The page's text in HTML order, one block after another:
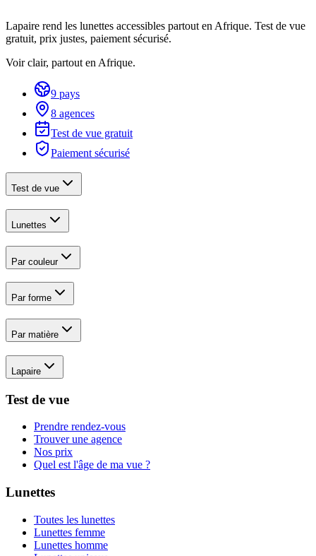
Lapaire rend les lunettes accessibles partout en Afrique. Test de vue
gratuit, prix justes, paiement sécurisé.
Voir clair, partout en Afrique.
9 pays
8 agences
Test de vue gratuit
Paiement sécurisé
Test de vue
Lunettes
Par couleur
Par forme
Par matière
Lapaire
Test de vue
Prendre rendez-vous
Trouver une agence
Nos prix
Quel est l'âge de ma vue ?
Lunettes
Toutes les lunettes
Lunettes femme
Lunettes homme